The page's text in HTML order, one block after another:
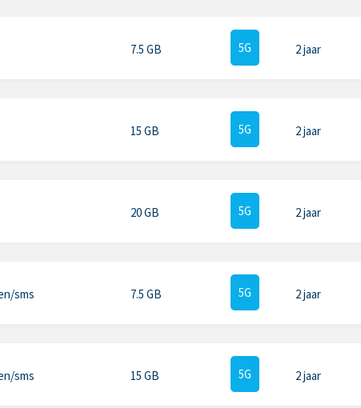
7.5 GB 5G 2 jaar
15 GB 5G 2 jaar
20 GB 5G 2 jaar
/sms 7.5 GB 5G 2 jaar
/sms 15 GB 5G 2 jaar